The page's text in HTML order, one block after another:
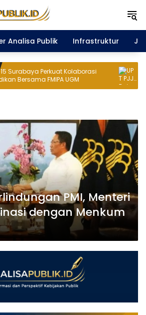
Analisa Publik Infrastruktur
Perkuat Kolaborasi
FMIPA UGM
UPT PJJ
Penanganan
Pekerjaan
PMI, Menteri
dengan Menkum